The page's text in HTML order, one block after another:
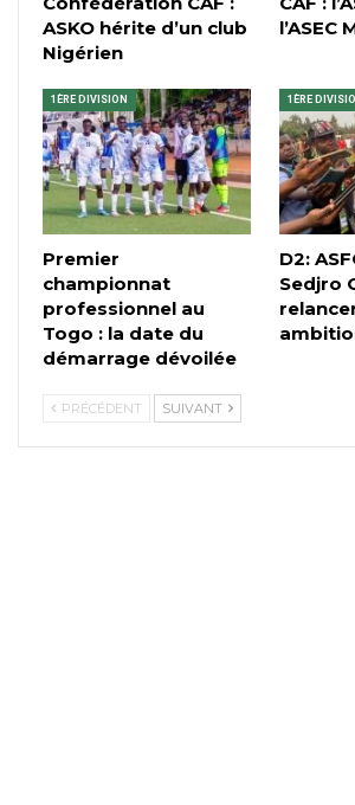
ASKO hérite d’un club
Nigérien
l’ASEC
1ÈRE DIVISION
Premier
championnat
professionnel au
Togo : la date du
démarrage dévoilée
1ÈRE
D2:
Sedjro
PRÉCÉDENT SUIVANT